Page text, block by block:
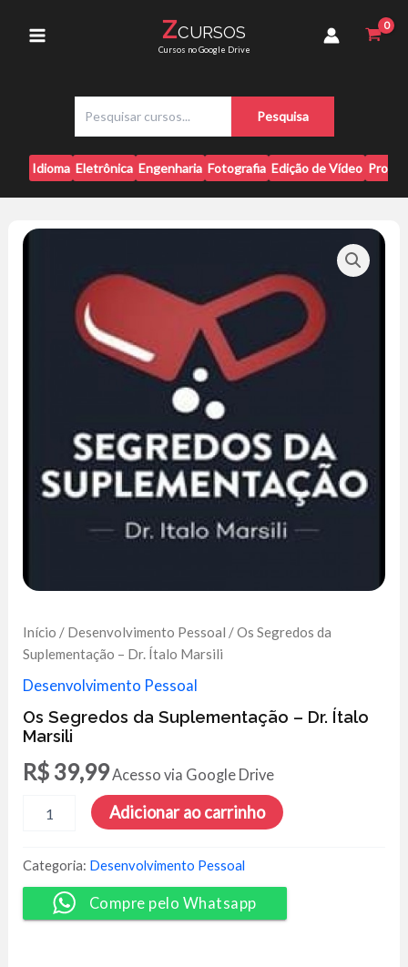
Menu
ZCURSOS
Cursos no Google Drive
s
q
u
i
a
Pesquisa
Idioma Eletrônica Engenharia Fotografia Edição de Vídeo
Início / Desenvolvimento Pessoal / Os Segredos da
Suplementação – Dr. Ítalo Marsili
Desenvolvimento Pessoal
Os Segredos da Suplementação – Dr. Ítalo
Marsili
R$ 39,99Acesso via Google Drive
Segredos
Suplementação
-
Dr.
Adicionar ao carrinho
Categoria: Desenvolvimento Pessoal
Compre pelo Whatsapp